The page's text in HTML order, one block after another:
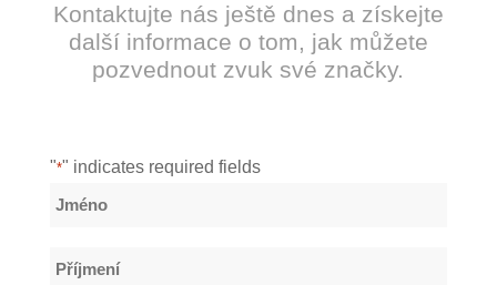
Kontaktujte nás ještě dnes a získejte
další informace o tom, jak můžete
pozvednout zvuk své značky.
"*" indicates required fields
Název
Jméno